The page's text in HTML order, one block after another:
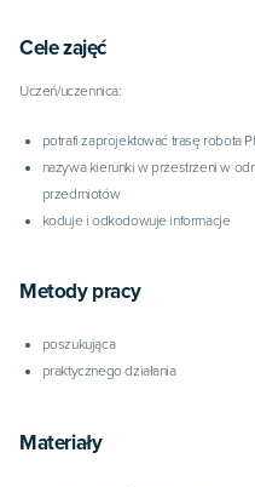
Cele zajęć
Uczeń/uczennica:
potrafi zaprojektować trasę robota
nazywa kierunki w przestrzeni w
przedmiotów
koduje i odkodowuje informacje
Metody pracy
poszukująca
praktycznego działania
Materiały